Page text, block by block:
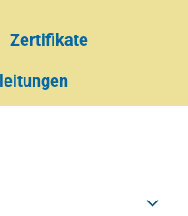
Zertifikate